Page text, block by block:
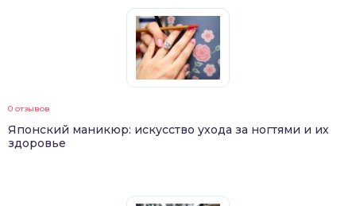
0 отзывов
Японский маникюр: искусство ухода за ногтями и их
здоровье